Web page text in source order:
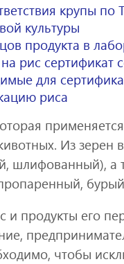
крупы по
культуры
продукта в
рис сертификат
для
риса
Из зерен
шлифованный),
продукты его
чтобы